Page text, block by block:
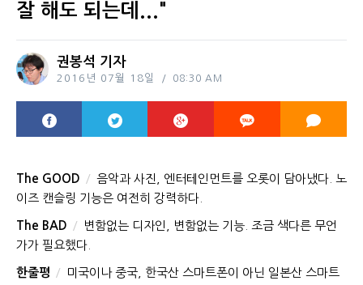
잘 해도 되는데..."
권봉석 기자
2016년 07월 18일 08:30 AM
The GOOD
음악과 사진, 엔터테인먼트를 오롯이 담아냈다. 노
이즈 캔슬링 기능은 여전히 강력하다.
The BAD
변함없는 디자인, 변함없는 기능. 조금 색다른 무언
가가 필요했다.
한줄평
미국이나 중국, 한국산 스마트폰이 아닌 일본산 스마트